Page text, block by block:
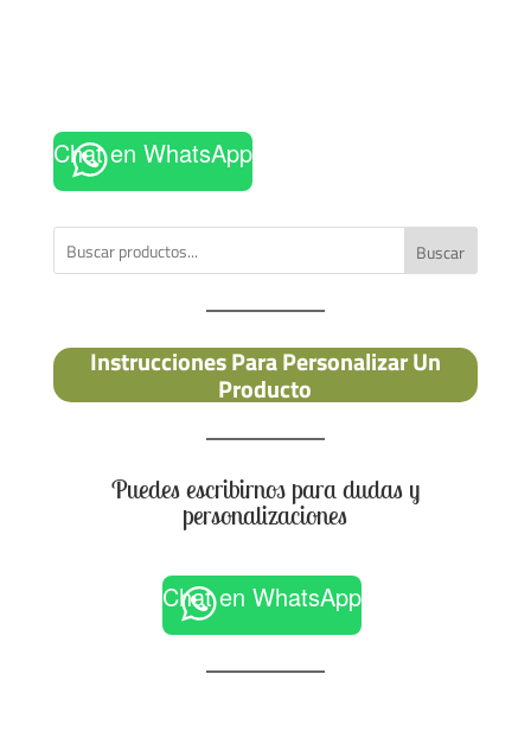
Chat en WhatsApp
Buscar
Instrucciones Para Personalizar Un
Producto
Puedes escribirnos para dudas y
personalizaciones
Chat en WhatsApp